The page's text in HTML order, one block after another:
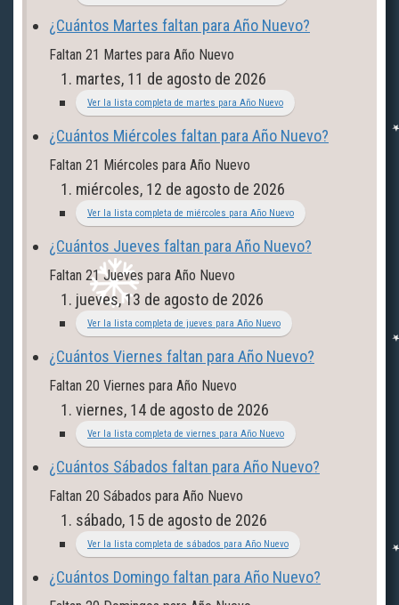
¿Cuántos Martes faltan para Año Nuevo?
Faltan 21 Martes para Año Nuevo
martes, 11 de agosto de 2026
Ver la lista completa de martes para Año Nuevo
¿Cuántos Miércoles faltan para Año Nuevo?
Faltan 21 Miércoles para Año Nuevo
miércoles, 12 de agosto de 2026
Ver la lista completa de miércoles para Año Nuevo
¿Cuántos Jueves faltan para Año Nuevo?
Faltan 21 Jueves para Año Nuevo
jueves, 13 de agosto de 2026
Ver la lista completa de jueves para Año Nuevo
¿Cuántos Viernes faltan para Año Nuevo?
Faltan 20 Viernes para Año Nuevo
viernes, 14 de agosto de 2026
Ver la lista completa de viernes para Año Nuevo
¿Cuántos Sábados faltan para Año Nuevo?
Faltan 20 Sábados para Año Nuevo
sábado, 15 de agosto de 2026
Ver la lista completa de sábados para Año Nuevo
¿Cuántos Domingo faltan para Año Nuevo?